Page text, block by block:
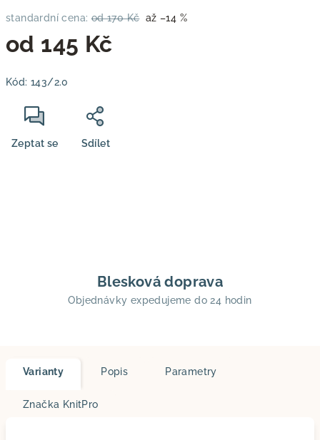
standardní cena: od 170 Kč až –14 %
od 145 Kč
cena:
Kód: 143/2.0
Zeptat se Sdílet
Blesková doprava
Objednávky expedujeme do 24 hodin
Varianty Popis Parametry
Značka KnitPro